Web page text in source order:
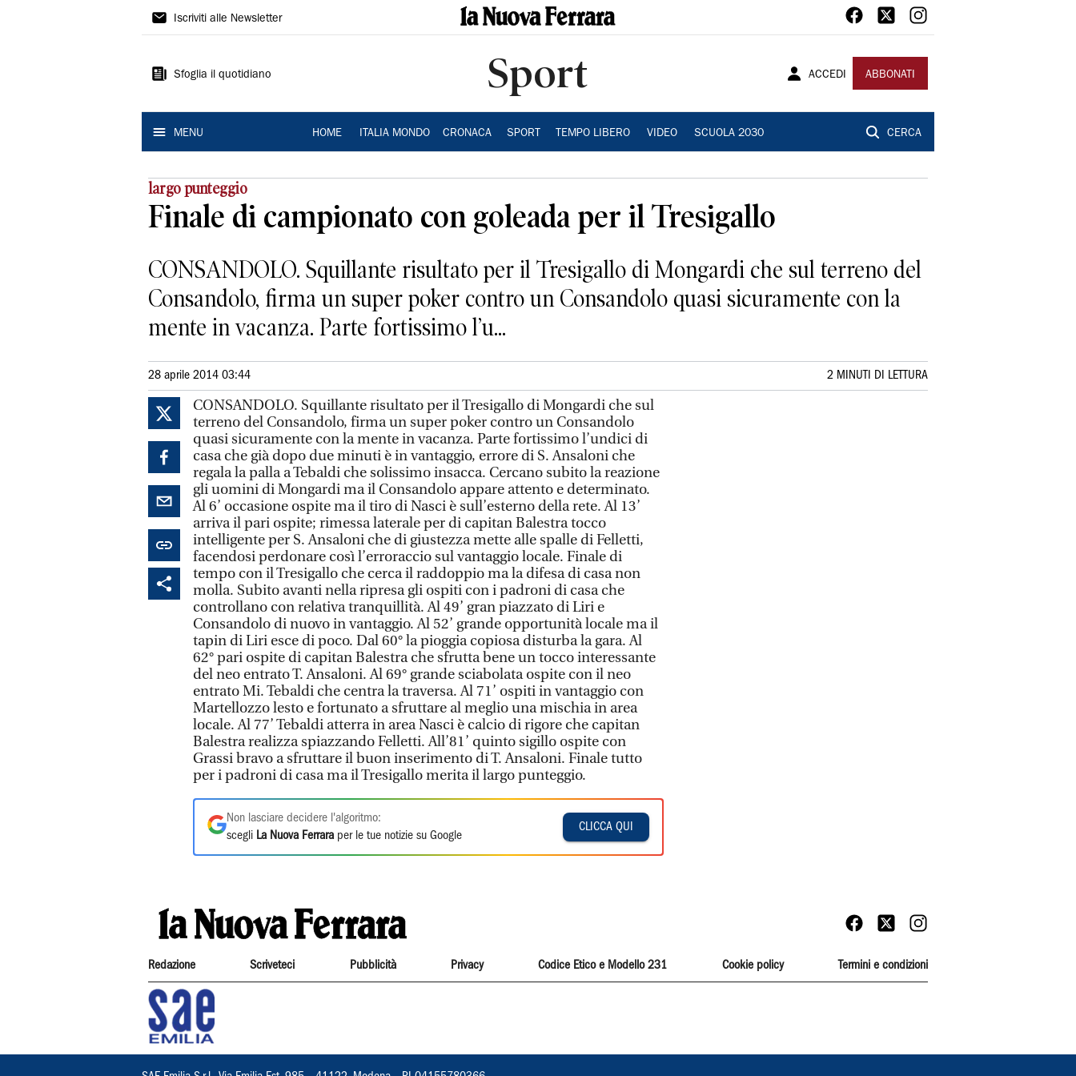
La
Ferrara
Iscriviti alle Newsletter
Sfoglia il quotidiano Sport ACCEDI ABBONATI
MENU HOME ITALIA MONDO CRONACA SPORT TEMPO LIBERO VIDEO SCUOLA 2030 CERCA
largo punteggio
Finale di campionato con goleada per il Tresigallo
CONSANDOLO. Squillante risultato per il Tresigallo di Mongardi che sul terreno del
Consandolo, firma un super poker contro un Consandolo quasi sicuramente con la
mente in vacanza. Parte fortissimo l’u...
28 aprile 2014 03:44 2 MINUTI DI LETTURA
CONSANDOLO. Squillante risultato per il Tresigallo di Mongardi che sul
terreno del Consandolo, firma un super poker contro un Consandolo
quasi sicuramente con la mente in vacanza. Parte fortissimo l’undici di
casa che già dopo due minuti è in vantaggio, errore di S. Ansaloni che
regala la palla a Tebaldi che solissimo insacca. Cercano subito la reazione
gli uomini di Mongardi ma il Consandolo appare attento e determinato.
Al 6’ occasione ospite ma il tiro di Nasci è sull’esterno della rete. Al 13’
arriva il pari ospite; rimessa laterale per di capitan Balestra tocco
intelligente per S. Ansaloni che di giustezza mette alle spalle di Felletti,
facendosi perdonare così l’erroraccio sul vantaggio locale. Finale di
tempo con il Tresigallo che cerca il raddoppio ma la difesa di casa non
molla. Subito avanti nella ripresa gli ospiti con i padroni di casa che
controllano con relativa tranquillità. Al 49’ gran piazzato di Liri e
Consandolo di nuovo in vantaggio. Al 52’ grande opportunità locale ma il
tapin di Liri esce di poco. Dal 60° la pioggia copiosa disturba la gara. Al
62° pari ospite di capitan Balestra che sfrutta bene un tocco interessante
del neo entrato T. Ansaloni. Al 69° grande sciabolata ospite con il neo
entrato Mi. Tebaldi che centra la traversa. Al 71’ ospiti in vantaggio con
Martellozzo lesto e fortunato a sfruttare al meglio una mischia in area
locale. Al 77’ Tebaldi atterra in area Nasci è calcio di rigore che capitan
Balestra realizza spiazzando Felletti. All’81’ quinto sigillo ospite con
Grassi bravo a sfruttare il buon inserimento di T. Ansaloni. Finale tutto
per i padroni di casa ma il Tresigallo merita il largo punteggio.
Non lasciare decidere l'algoritmo:
scegli La Nuova Ferrara per le tue notizie su Google
CLICCA QUI
Redazione Scriveteci Pubblicità Privacy Codice Etico e Modello 231 Cookie policy Termini e condizioni